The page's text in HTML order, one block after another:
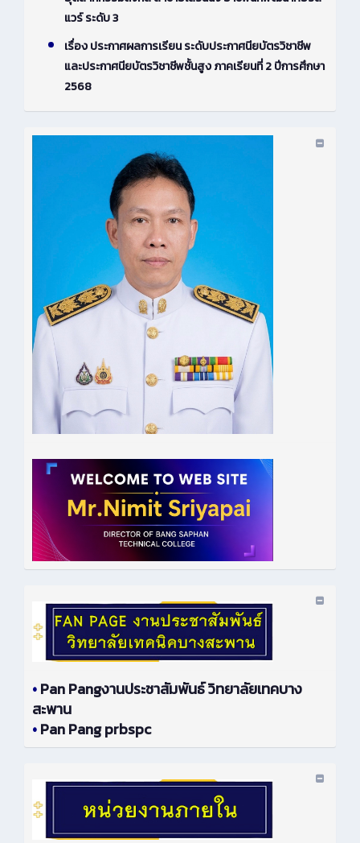
แวร์ ระดับ 3
เรื่อง ประกาศผลการเรียน ระดับประกาศนียบัตรวิชาชีพ
และประกาศนียบัตรวิชาชีพชั้นสูง ภาคเรียนที่ 2 ปีการศึกษา
2568
•Pan Pangงานประชาสัมพันธ์ วิทยาลัยเทคบาง
สะพาน
•Pan Pang prbspc